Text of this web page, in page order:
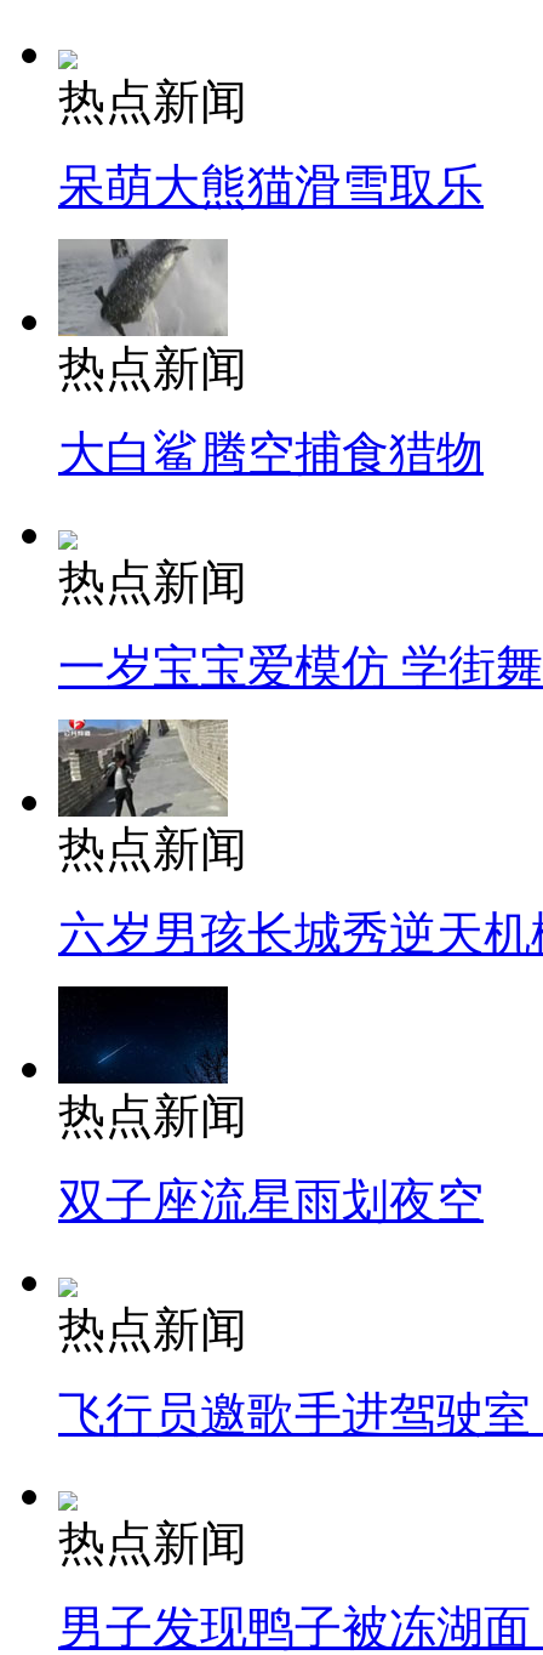
热点新闻
呆萌大熊猫滑雪取乐
热点新闻
大白鲨腾空捕食猎物
热点新闻
一岁宝宝爱模仿 学街
热点新闻
六岁男孩长城秀逆天机
热点新闻
双子座流星雨划夜空
热点新闻
飞行员邀歌手进驾驶
热点新闻
男子发现鸭子被冻湖